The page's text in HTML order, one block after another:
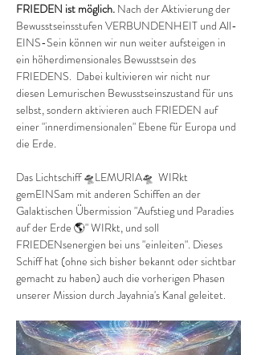
FRIEDEN ist möglich. Nach der Aktivierung der
Bewusstseinsstufen VERBUNDENHEIT und All-
EINS-Sein können wir nun weiter aufsteigen in
ein höherdimensionales Bewusstsein des
FRIEDENS.  Dabei kultivieren wir nicht nur
diesen Lemurischen Bewusstseinszustand für uns
selbst, sondern aktivieren auch FRIEDEN auf
einer "innerdimensionalen" Ebene für Europa und
die Erde.
Das Lichtschiff 🛸LEMURIA🛸  WIRkt
gemEINSam mit anderen Schiffen an der
Galaktischen Übermission "Aufstieg und Paradies
auf der Erde 🌎" WIRkt, und soll
FRIEDENsenergien bei uns "einleiten". Dieses
Schiff hat (ohne sich bisher bekannt oder sichtbar
gemacht zu haben) auch die vorherigen Phasen
unserer Mission durch Jayahnia's Kanal geleitet.